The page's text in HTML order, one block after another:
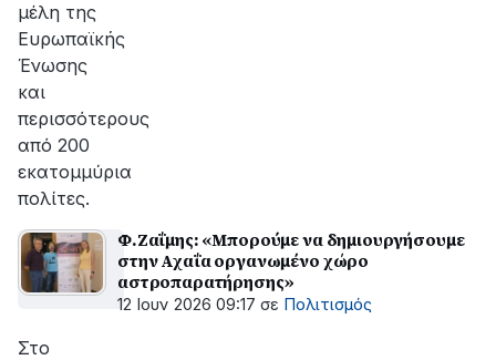
μέλη της
Ευρωπαϊκής
Ένωσης
και
περισσότερους
από 200
εκατομμύρια
πολίτες.
Φ.Ζαΐμης: «Μπορούμε να δημιουργήσουμε
στην Αχαΐα οργανωμένο χώρο
αστροπαρατήρησης»
12 Ιουν 2026 09:17 σε Πολιτισμός
Στο